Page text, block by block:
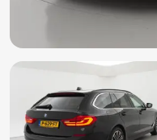
Hill hold functie
Koplampen adaptief
Lederen stuurwiel